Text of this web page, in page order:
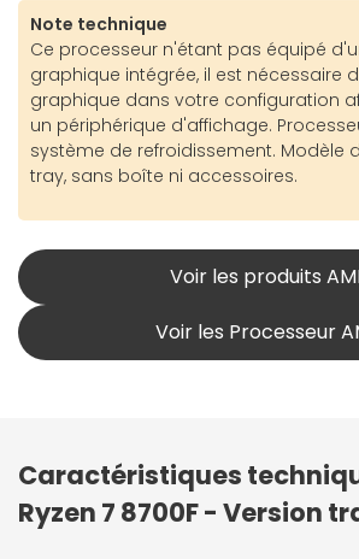
Note technique
Ce processeur n'étant pas équipé
graphique intégrée, il est nécessaire
graphique dans votre configuration
un périphérique d'affichage.
système de refroidissement. Modèle
tray, sans boîte ni accessoires.
Voir les produits
Voir les Processeur
Caractéristiques
Ryzen 7 8700F - Version